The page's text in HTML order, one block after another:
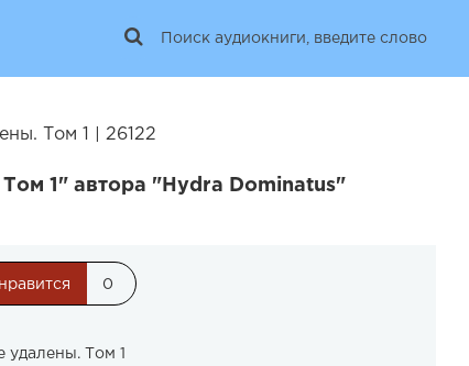
Том 1 | 26122
1" автора "Hydra Dominatus"
0
удалены. Том 1